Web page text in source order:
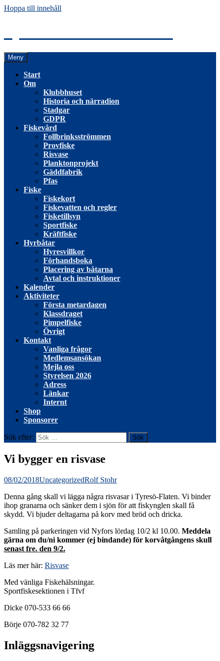
Hoppa till innehåll
Meny
Start
Om
Klubbhuset
Historia och närradion
Stadgar
GDPR
Fiskevård
Follbrinksströmmen
Provfiske
Risvase
Planktonprojekt
Gäddfabrik
Pfas
Fiske
Fiskekort
Fiskevatten och regler
Fisketillsyn
Sportfiske
Kräftfiske
Hyrbåtar
Hyresvillkor
Förhandsboka
Placering av båtarna
Avtal och instruktioner
Kalender
Aktiviteter
Första metardagen
Klassdraget
Pimpelfiske
Övrigt
Kontakt
Vanliga frågor
Medlemsansökan
Mejla oss
Styrelsen 2026
Adress
Länkar
Internt
Shop
Sponsorer
Sök efter:
Vi bygger en risvase
08/02/2018UncategorizedRolf Stohr
Denna gång skall vi lägga några risvasar i Tyresö-Flaten. Vi binder
ihop granarna och sänker dem i sjön för att fiskynglen skall få
skydd. Vi bjuder deltagarna på korv med bröd och dricka.
Samling på parkeringen vid Nyfors lördag 10/2 kl 10.00. Meddela
gärna om du/ni kommer (ej bindande) för korvåtgångens skull
senast fre. den 9/2.
Läs mer här: Risvase
Med vänliga Fiskehälsningar.
Sportfiskesektionen i Tfvf
Dicke 070-533 66 66
Börje 070-782 32 77
Inläggsnavigering